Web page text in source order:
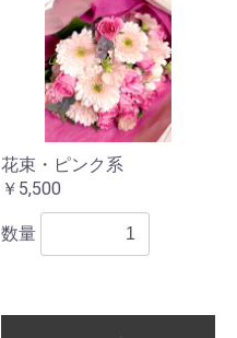
花束・ピンク系
￥5,500
数量